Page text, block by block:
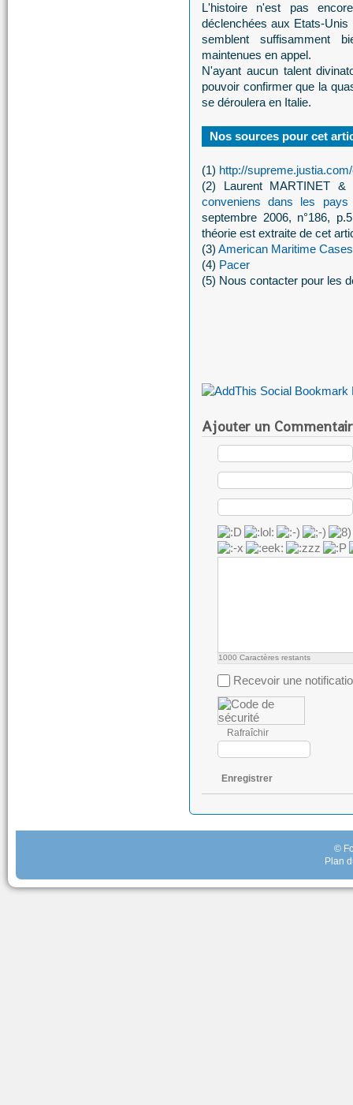
L'histoire n'est pas
déclenchées aux Etats-
semblent suffisamment
maintenues en appel.
N'ayant aucun talent
pouvoir confirmer que la
se déroulera en Italie.
Nos sources pour cet
(1) http://
(2) Laurent MARTINET
conveniens dans les
septembre 2006, n°186,
théorie est extraite de cet
(3) American Maritime Cases
(4) Pacer
(5) Nous contacter pour les
Ajouter un
1000 Caractères restants
Recevoir une
Rafraîchir
Enregistrer
©
Plan